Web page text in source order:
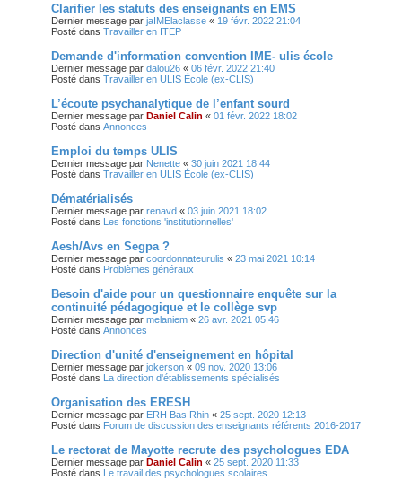
Clarifier les statuts des enseignants en EMS
Dernier message par jaIMElaclasse « 19 févr. 2022 21:04
Posté dans Travailler en ITEP
Demande d'information convention IME- ulis école
Dernier message par dalou26 « 06 févr. 2022 21:40
Posté dans Travailler en ULIS École (ex-CLIS)
L’écoute psychanalytique de l’enfant sourd
Dernier message par Daniel Calin « 01 févr. 2022 18:02
Posté dans Annonces
Emploi du temps ULIS
Dernier message par Nenette « 30 juin 2021 18:44
Posté dans Travailler en ULIS École (ex-CLIS)
Dématérialisés
Dernier message par renavd « 03 juin 2021 18:02
Posté dans Les fonctions 'institutionnelles'
Aesh/Avs en Segpa ?
Dernier message par coordonnateurulis « 23 mai 2021 10:14
Posté dans Problèmes généraux
Besoin d'aide pour un questionnaire enquête sur la
continuité pédagogique et le collège svp
Dernier message par melaniem « 26 avr. 2021 05:46
Posté dans Annonces
Direction d'unité d'enseignement en hôpital
Dernier message par jokerson « 09 nov. 2020 13:06
Posté dans La direction d'établissements spécialisés
Organisation des ERESH
Dernier message par ERH Bas Rhin « 25 sept. 2020 12:13
Posté dans Forum de discussion des enseignants référents 2016-2017
Le rectorat de Mayotte recrute des psychologues EDA
Dernier message par Daniel Calin « 25 sept. 2020 11:33
Posté dans Le travail des psychologues scolaires